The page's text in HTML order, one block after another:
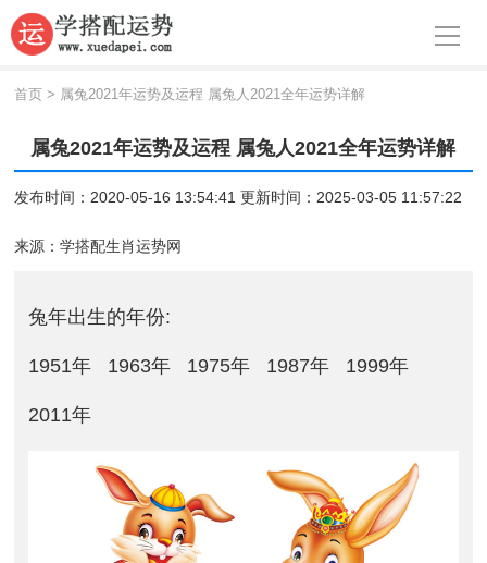
导航
首页
周公解梦
生肖运势
风水
名字
星座
首页 > 属兔2021年运势及运程 属兔人2021全年运势详解
属兔2021年运势及运程 属兔人2021全年运势详解
发布时间：2020-05-16 13:54:41 更新时间：2025-03-05 11:57:22
来源：学搭配生肖运势网
兔年出生的年份:
1951年 1963年 1975年 1987年 1999年
2011年